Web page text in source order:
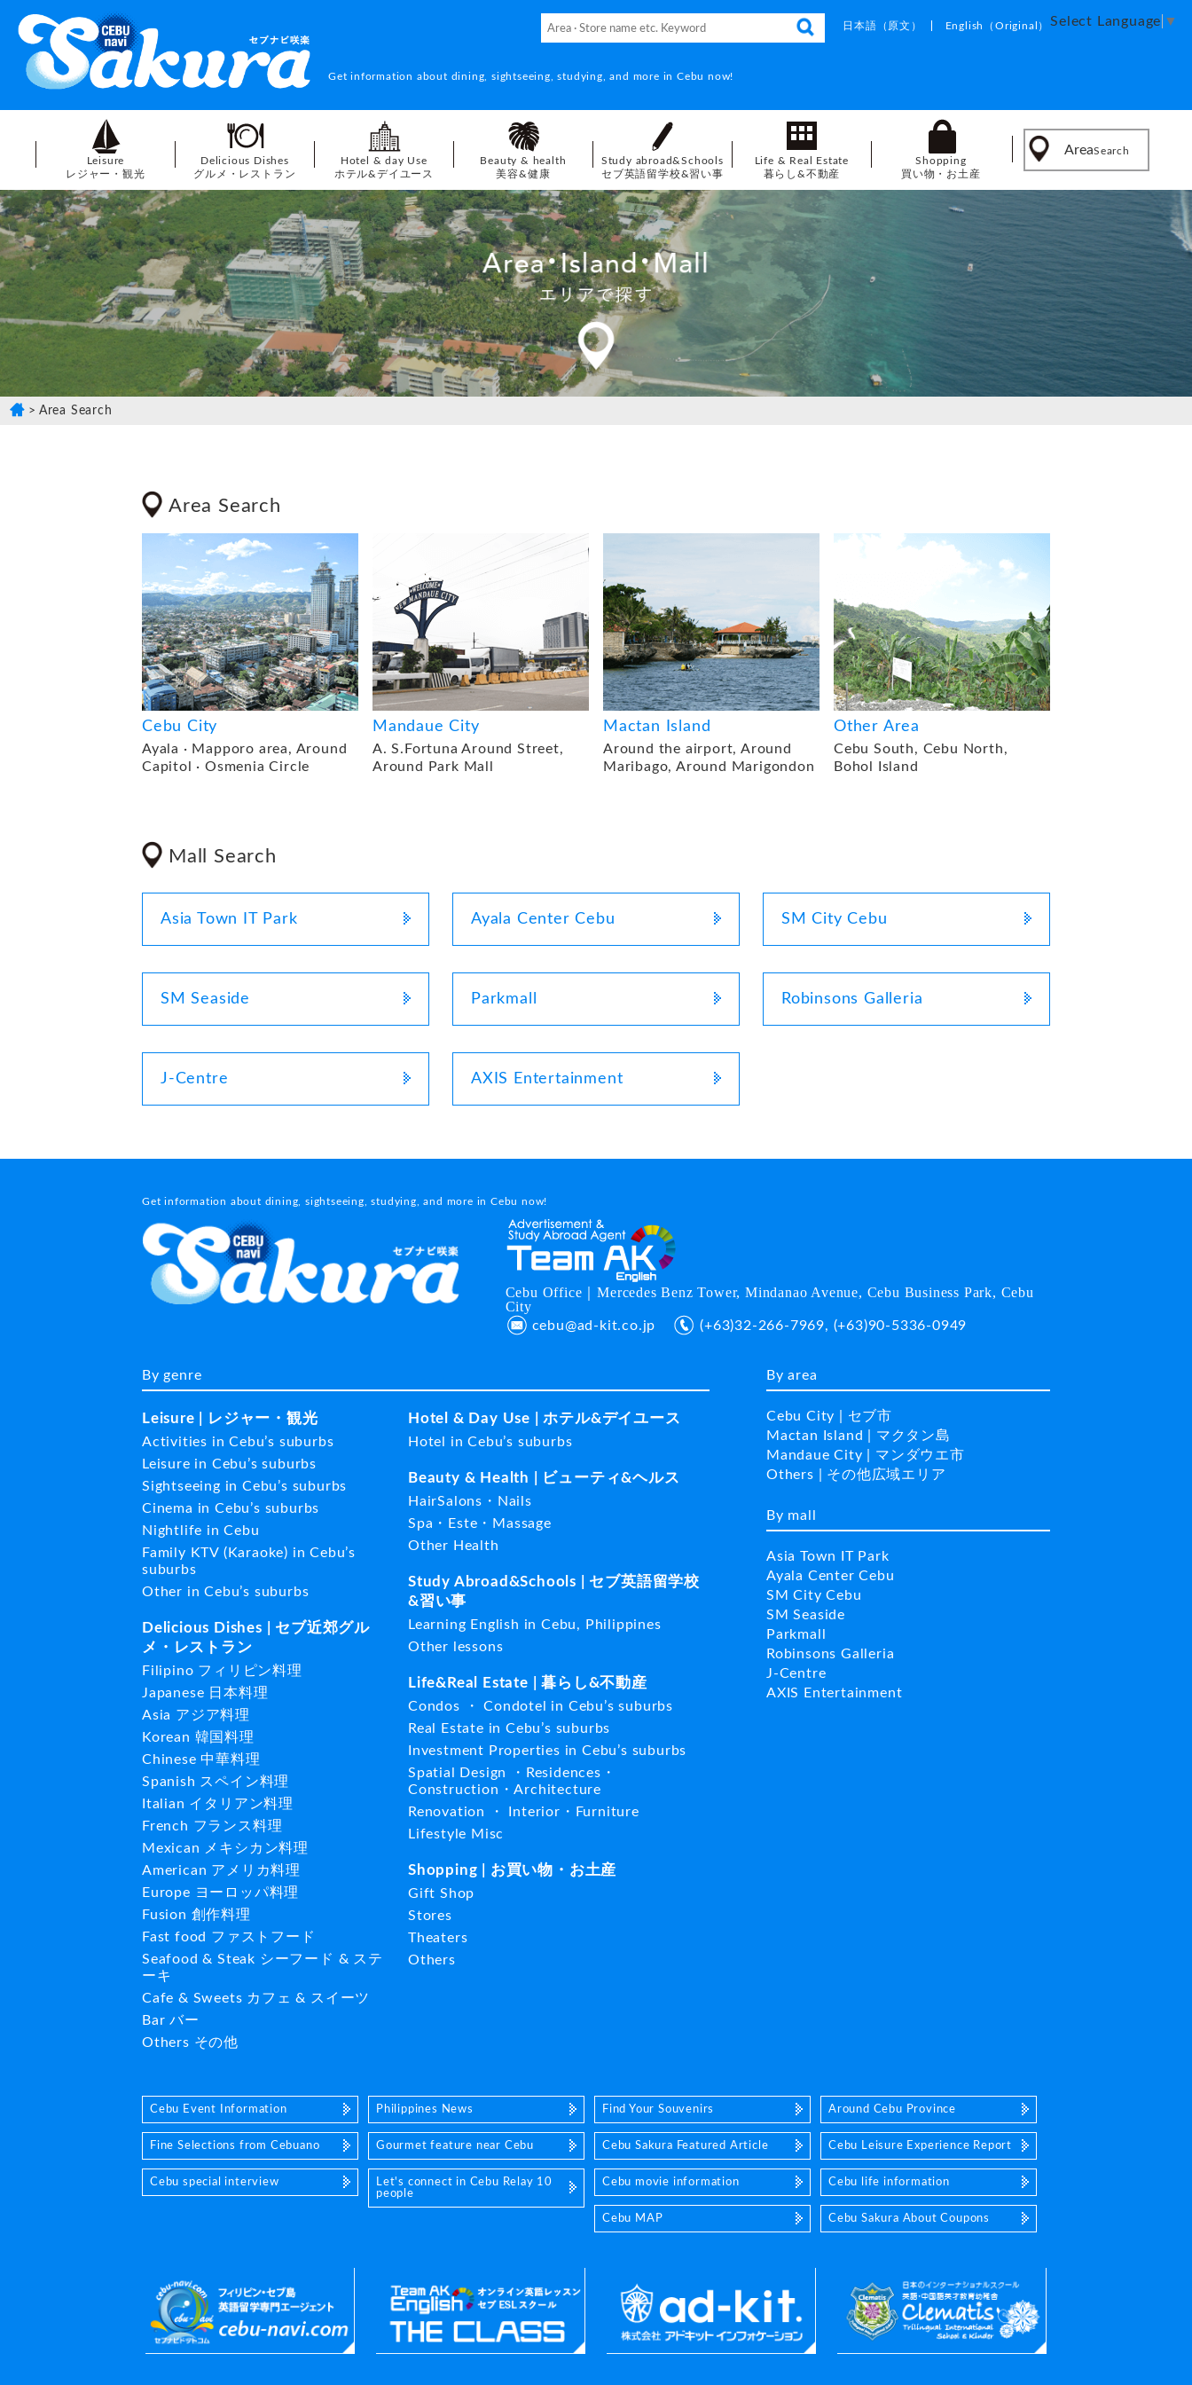
Get information about dining, sightseeing, studying, and more in Cebu now!
日本語 （原文） English （Original） Select Language ▼
Leisure
レジャー・観光
Delicious Dishes
グルメ・レストラン
Hotel & day Use
ホテル&デイユース
Beauty & health
美容&健康
Study abroad&Schools
セブ英語留学校&習い事
Life & Real Estate
暮らし&不動産
Shopping
買い物・お土産
AreaSearch
Area Search
Area Search
Cebu City
Ayala · Mapporo area, Around
Capitol · Osmenia Circle
Mandaue City
A. S.Fortuna Around Street,
Around Park Mall
Mactan Island
Around the airport, Around
Maribago, Around Marigondon
Other Area
Cebu South, Cebu North,
Bohol Island
Mall Search
Asia Town IT Park Ayala Center Cebu SM City Cebu
SM Seaside Parkmall Robinsons Galleria
J-Centre AXIS Entertainment
Get information about dining, sightseeing, studying, and more in Cebu now!
Cebu Office｜Mercedes Benz Tower, Mindanao Avenue, Cebu Business Park, Cebu
City
cebu@ad-kit.co.jp (+63)32-266-7969, (+63)90-5336-0949
By genre
Leisure | レジャー・観光
Activities in Cebu’s suburbs
Leisure in Cebu’s suburbs
Sightseeing in Cebu’s suburbs
Cinema in Cebu’s suburbs
Nightlife in Cebu
Family KTV (Karaoke) in Cebu’s
suburbs
Other in Cebu’s suburbs
Delicious Dishes | セブ近郊グル
メ・レストラン
Filipino フィリピン料理
Japanese 日本料理
Asia アジア料理
Korean 韓国料理
Chinese 中華料理
Spanish スペイン料理
Italian イタリアン料理
French フランス料理
Mexican メキシカン料理
American アメリカ料理
Europe ヨーロッパ料理
Fusion 創作料理
Fast food ファストフード
Seafood & Steak シーフード & ステ
ーキ
Cafe & Sweets カフェ & スイーツ
Bar バー
Others その他
Hotel & Day Use | ホテル&デイユース
Hotel in Cebu’s suburbs
Beauty & Health | ビューティ&ヘルス
HairSalons・Nails
Spa・Este・Massage
Other Health
Study Abroad&Schools | セブ英語留学校
&習い事
Learning English in Cebu, Philippines
Other lessons
Life&Real Estate | 暮らし&不動産
Condos ・ Condotel in Cebu’s suburbs
Real Estate in Cebu’s suburbs
Investment Properties in Cebu’s suburbs
Spatial Design ・Residences・
Construction・Architecture
Renovation ・ Interior・Furniture
Lifestyle Misc
Shopping | お買い物・お土産
Gift Shop
Stores
Theaters
Others
By area
Cebu City | セブ市
Mactan Island | マクタン島
Mandaue City | マンダウエ市
Others | その他広域エリア
By mall
Asia Town IT Park
Ayala Center Cebu
SM City Cebu
SM Seaside
Parkmall
Robinsons Galleria
J-Centre
AXIS Entertainment
Cebu Event Information Philippines News Find Your Souvenirs Around Cebu Province
Fine Selections from Cebuano Gourmet feature near Cebu Cebu Sakura Featured Article Cebu Leisure Experience Report
Cebu special interview
Let's connect in Cebu Relay 10
people
Cebu movie information Cebu life information
Cebu MAP Cebu Sakura About Coupons